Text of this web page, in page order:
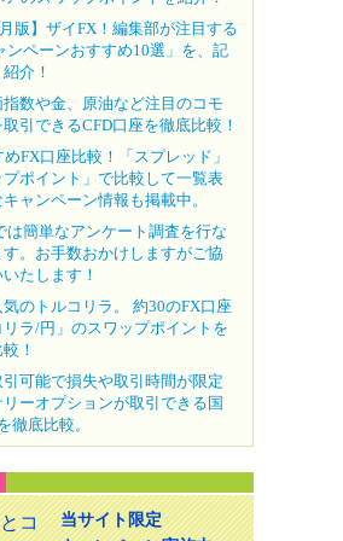
月版】ザイFX！編集部が注目する
ンペーンおすすめ10選」を、記
介！
数や金、原油など注目のコモ
引できるCFD口座を徹底比較！
FX口座比較！「スプレッド」
ポイント」で比較して一覧表
ャンペーン情報も掲載中。
は簡単なアンケート調査を行な
す。お手数おかけしますがご協
たします！
のトルコリラ。 約30のFX口座
ラ/円」のスワップポイントを
！
可能で損失や取引時間が限定
ーオプションが取引できる国
徹底比較。
当サイト限定